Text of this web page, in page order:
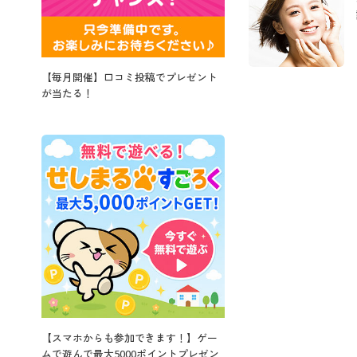
【毎月開催】口コミ投稿でプレゼント
が当たる！
【スマホからも参加できます！】ゲー
ムで遊んで最大5000ポイントプレゼン